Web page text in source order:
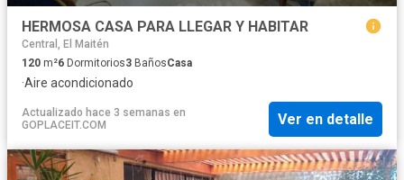
HERMOSA CASA PARA LLEGAR Y HABITAR
Central, El Maitén
120 m²6 Dormitorios3 BañosCasa
·Aire acondicionado
Actualizado hace 3 semanas en
GOPLACEIT.COM
Ver en detalle